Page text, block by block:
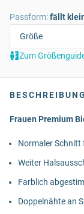
Passform:fällt
Zum
BESCHREIBUNG
Frauen Premium
Normaler
Weiter
Farblich
Doppelnähte an